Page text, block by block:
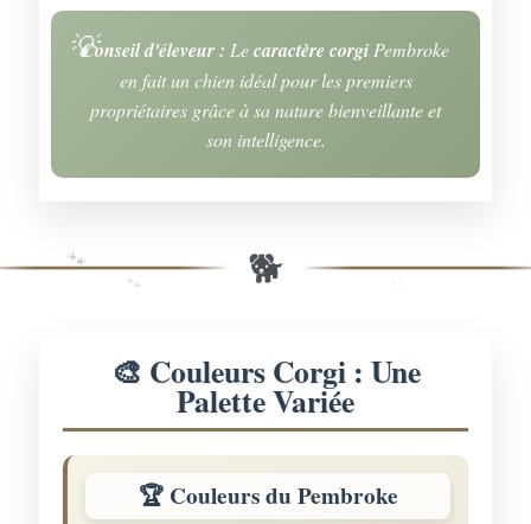
Conseil d'éleveur : Lecaractère corgiPembroke
en fait un chien idéal pour les premiers
propriétaires grâce à sa nature bienveillante et
son intelligence.
🐕
🐾
🐾
🎨 Couleurs Corgi : Une
Palette Variée
🏆 Couleurs du Pembroke